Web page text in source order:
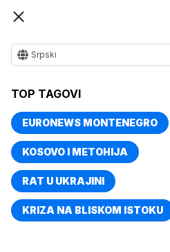
Srpski
TOP TAGOVI
EURONEWS MONTENEGRO
KOSOVO I METOHIJA
RAT U UKRAJINI
KRIZA NA BLISKOM ISTOKU
Ostali
Aktuelnosti iz rukometa,